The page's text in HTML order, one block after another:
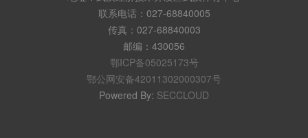
联系电话：027-68840005
传真：027-68840003
邮编：430056
鄂ICP备05025173号
鄂公网安备42011302000307号
Powered By: SECCLOUD